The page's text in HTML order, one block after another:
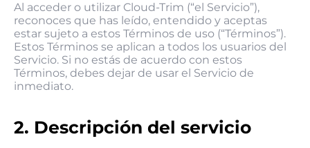
Al acceder o utilizar Cloud-Trim (“el Servicio”),
reconoces que has leído, entendido y aceptas
estar sujeto a estos Términos de uso (“Términos”).
Estos Términos se aplican a todos los usuarios del
Servicio. Si no estás de acuerdo con estos
Términos, debes dejar de usar el Servicio de
inmediato.
2. Descripción del servicio